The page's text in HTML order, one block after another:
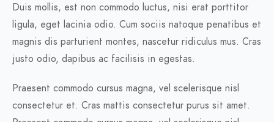
Duis mollis, est non commodo luctus, nisi erat porttitor
ligula, eget lacinia odio. Cum sociis natoque penatibus et
magnis dis parturient montes, nascetur ridiculus mus. Cras
justo odio, dapibus ac facilisis in egestas.
Praesent commodo cursus magna, vel scelerisque nisl
consectetur et. Cras mattis consectetur purus sit amet.